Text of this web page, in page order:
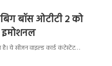
बॉस ओटीटी 2 को
इमोशनल
ये सीजन वाइल्ड कार्ड कंटेस्टेंट…